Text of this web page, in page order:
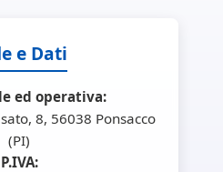
e Dati
ed operativa:
8, 56038 Ponsacco
(PI)
P.IVA: